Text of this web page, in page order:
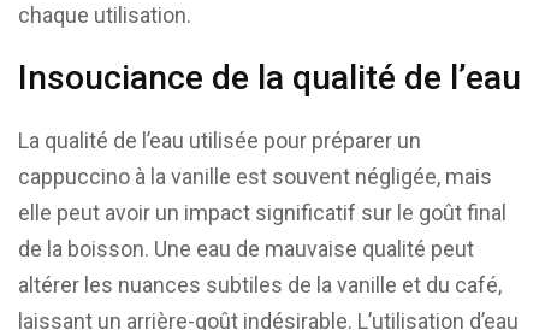
chaque utilisation.
Insouciance de la qualité de l’eau
La qualité de l’eau utilisée pour préparer un
cappuccino à la vanille est souvent négligée, mais
elle peut avoir un impact significatif sur le goût final
de la boisson. Une eau de mauvaise qualité peut
altérer les nuances subtiles de la vanille et du café,
laissant un arrière-goût indésirable. L’utilisation d’eau